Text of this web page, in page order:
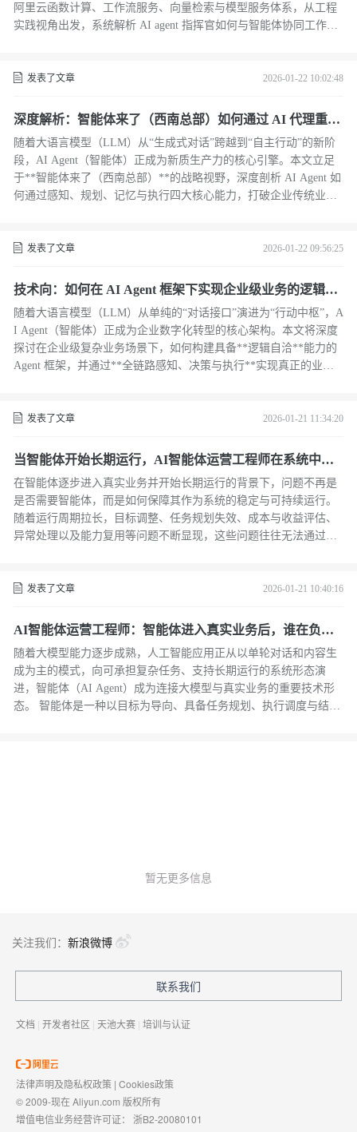
阿里云函数计算、工作流服务、向量检索与模型服务体系，从工程
实践视角出发，系统解析 AI agent 指挥官如何与智能体协同工作，
发表了文章 2026-01-22 10:02:48
深度解析：智能体来了（西南总部）如何通过 AI 代理重构
生产力？
随着大语言模型（LLM）从“生成式对话”跨越到“自主行动”的新阶
段，AI Agent（智能体）正成为新质生产力的核心引擎。本文立足
于**智能体来了（西南总部）**的战略视野，深度剖析 AI Agent 如
何通过感知、规划、记忆与执行四大核心能力，打破企业传统业务
察与落地参考。
发表了文章 2026-01-22 09:56:25
技术向：如何在 AI Agent 框架下实现企业级业务的逻辑自
洽与自动化闭环？
随着大语言模型（LLM）从单纯的“对话接口”演进为“行动中枢”，A
I Agent（智能体）正成为企业数字化转型的核心架构。本文将深度
探讨在企业级复杂业务场景下，如何构建具备**逻辑自洽**能力的
Agent 框架，并通过**全链路感知、决策与执行**实现真正的业务
发表了文章 2026-01-21 11:34:20
当智能体开始长期运行，AI智能体运营工程师在系统中负
责哪些关键决策？
在智能体逐步进入真实业务并开始长期运行的背景下，问题不再是
是否需要智能体，而是如何保障其作为系统的稳定与可持续运行。
随着运行周期拉长，目标调整、任务规划失效、成本与收益评估、
异常处理以及能力复用等问题不断显现，这些问题往往无法通过一
能体生命周期的多个关键节点上，对目标边界、执行路径、运行价
保障智能体从短期试验走向长期可用，避免因失控、低效或高成本
智能体实现规模化
发表了文章 2026-01-21 10:40:16
AI智能体运营工程师：智能体进入真实业务后，谁在负责
系统的长期运行？
随着大模型能力逐步成熟，人工智能应用正从以单轮对话和内容生
成为主的模式，向可承担复杂任务、支持长期运行的系统形态演
进，智能体（AI Agent）成为连接大模型与真实业务的重要技术形
态。 智能体是一种以目标为导向、具备任务规划、执行调度与结果
暂无更多信息
关注我们： 新浪微博
联系我们
文档 | 开发者社区 | 天池大赛 | 培训与认证
法律声明及隐私权政策 | Cookies政策
© 2009-现在 Aliyun.com 版权所有
增值电信业务经营许可证： 浙B2-20080101